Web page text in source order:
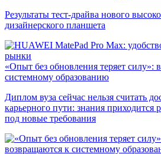
Результаты тест-драйва нового
дизайнерского планшета
рынки
«Опыт без обновления теряет силу»:
системному образованию
Диплом вуза сейчас нельзя считать
карьерного пути: знания приходится
под новые требования